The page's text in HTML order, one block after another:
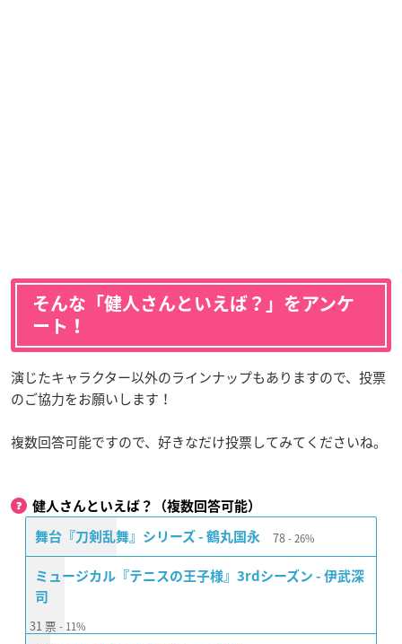
そんな「健人さんといえば？」をアンケ
ート！
演じたキャラクター以外のラインナップもありますので、投票
のご協力をお願いします！
複数回答可能ですので、好きなだけ投票してみてくださいね。
健人さんといえば？（複数回答可能）
舞台『刀剣乱舞』シリーズ - 鶴丸国永 78 26%
ミュージカル『テニスの王子様』3rdシーズン - 伊武深
司
31 票 11%